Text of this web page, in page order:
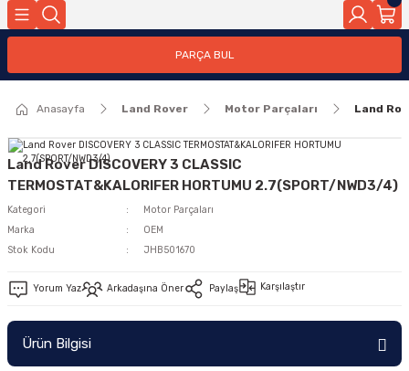
PARÇA BUL
Anasayfa Land Rover Motor Parçaları Land
Land Rover DISCOVERY 3 CLASSIC
TERMOSTAT&KALORIFER HORTUMU 2.7(SPORT/NWD3/4)
Kategori
Motor Parçaları
Marka
OEM
Stok Kodu
JHB501670
Yorum Yaz Arkadaşına Öner Paylaş Karşılaştır
Ürün Bilgisi